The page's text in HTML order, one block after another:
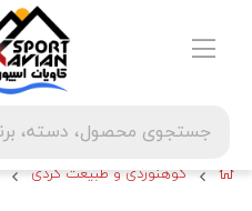
کوهنوردی و طبیعت گردی